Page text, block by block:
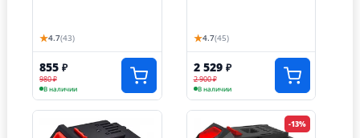
★4.7(43)
855 ₽
980 ₽
В наличии
★4.7(45)
2 529 ₽
2 900 ₽
В наличии
-13%